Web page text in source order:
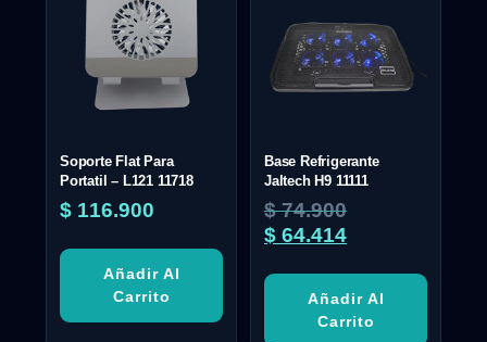
Soporte Flat Para
Portatil – L121 11718
$ 116.900
Añadir Al
Carrito
Base Refrigerante
Jaltech H9 11111
$74.900
$ 64.414
Añadir Al
Carrito